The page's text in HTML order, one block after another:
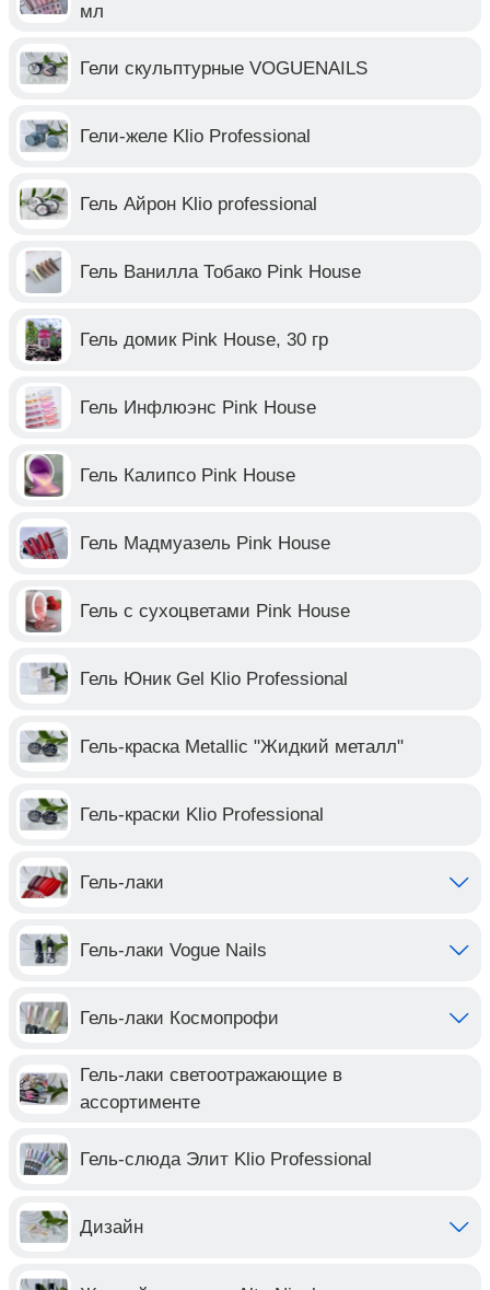
мл
Гели скульптурные VOGUENAILS
Гели-желе Klio Professional
Гель Айрон Klio professional
Гель Ванилла Тобако Pink House
Гель домик Pink House, 30 гр
Гель Инфлюэнс Pink House
Гель Калипсо Pink House
Гель Мадмуазель Pink House
Гель с сухоцветами Pink House
Гель Юник Gel Klio Professional
Гель-краска Metallic "Жидкий металл"
Гель-краски Klio Professional
Гель-лаки
Гель-лаки Vogue Nails
Гель-лаки Космопрофи
Гель-лаки светоотражающие в
ассортименте
Гель-слюда Элит Klio Professional
Дизайн